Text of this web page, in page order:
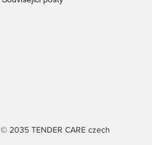
© 2035 TENDER CARE czech